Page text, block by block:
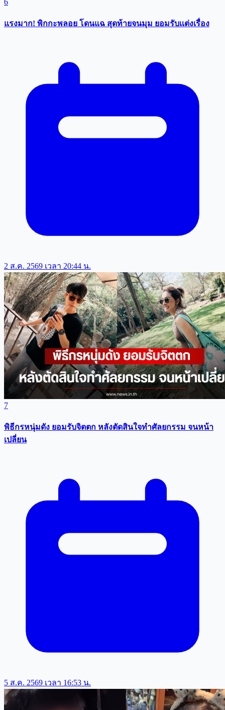
แรงมาก! พิกกะพลอย โดนแฉ สุดท้ายจนมุม ยอมรับเเต่งเรื่อง
2 ส.ค. 2569 เวลา 20:44 น.
7
พิธีกรหนุ่มดัง ยอมรับจิตตก หลังตัดสินใจทำศัลยกรรม จนหน้า
เปลี่ยน
5 ส.ค. 2569 เวลา 16:53 น.